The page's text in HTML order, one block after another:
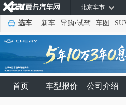
北京车市
选车 新车 导购•试驾 车图
首页 车型报价 公司介绍